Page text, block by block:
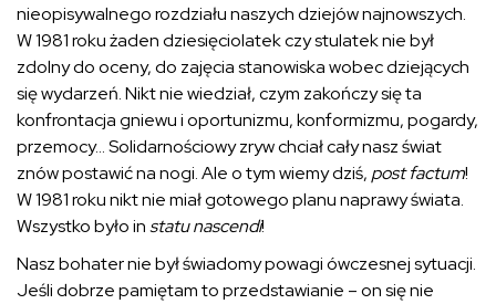
nieopisywalnego rozdziału naszych dziejów najnowszych.
W 1981 roku żaden dziesięciolatek czy stulatek nie był
zdolny do oceny, do zajęcia stanowiska wobec dziejących
się wydarzeń. Nikt nie wiedział, czym zakończy się ta
konfrontacja gniewu i oportunizmu, konformizmu, pogardy,
przemocy… Solidarnościowy zryw chciał cały nasz świat
znów postawić na nogi. Ale o tym wiemy dziś, post factum!
W 1981 roku nikt nie miał gotowego planu naprawy świata.
Wszystko było instatu nascendi!
Nasz bohater nie był świadomy powagi ówczesnej sytuacji.
Jeśli dobrze pamiętam to przedstawianie – on się nie